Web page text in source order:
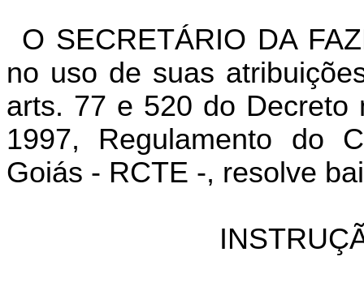
O SECRETÁRIO DA
no uso de suas
arts. 77 e 520 do Decreto
1997, Regulamento do
Goiás - RCTE -, resolve